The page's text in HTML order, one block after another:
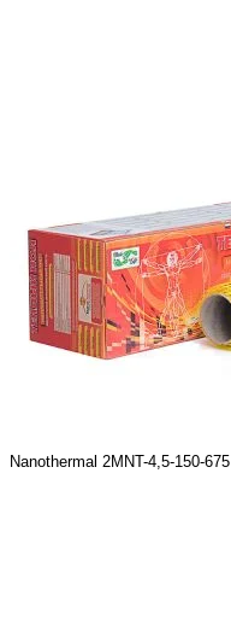
Nanothermal 2MNT-4,5-150-675